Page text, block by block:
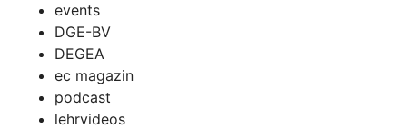
events
DGE-BV
DEGEA
ec magazin
podcast
lehrvideos